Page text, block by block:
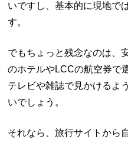
いですし、基本的に現地で
す。
でもちょっと残念なのは、
のホテルやLCCの航空券で
テレビや雑誌で見かけるよ
いでしょう。
それなら、旅行サイトから